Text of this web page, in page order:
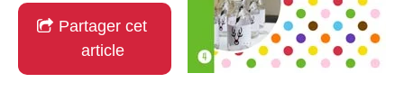
Partager cet
article